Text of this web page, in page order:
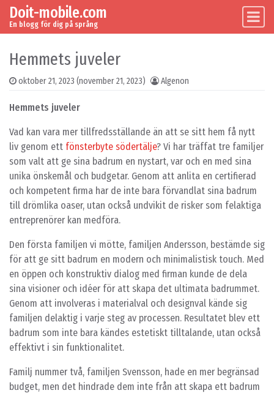
Skip to content
Main Navigation
Doit-mobile.com
En blogg för dig på språng
Hemmets juveler
oktober 21, 2023 (november 21, 2023) Algenon
Hemmets juveler
Vad kan vara mer tillfredsställande än att se sitt hem få nytt
liv genom ett fönsterbyte södertälje? Vi har träffat tre familjer
som valt att ge sina badrum en nystart, var och en med sina
unika önskemål och budgetar. Genom att anlita en certifierad
och kompetent firma har de inte bara förvandlat sina badrum
till drömlika oaser, utan också undvikit de risker som felaktiga
entreprenörer kan medföra.
Den första familjen vi mötte, familjen Andersson, bestämde sig
för att ge sitt badrum en modern och minimalistisk touch. Med
en öppen och konstruktiv dialog med firman kunde de dela
sina visioner och idéer för att skapa det ultimata badrummet.
Genom att involveras i materialval och designval kände sig
familjen delaktig i varje steg av processen. Resultatet blev ett
badrum som inte bara kändes estetiskt tilltalande, utan också
effektivt i sin funktionalitet.
Familj nummer två, familjen Svensson, hade en mer begränsad
budget, men det hindrade dem inte från att skapa ett badrum